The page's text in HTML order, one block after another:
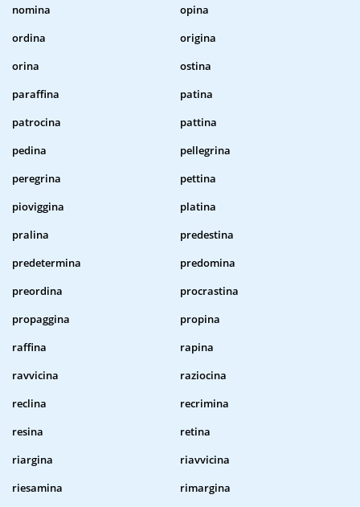
nomina
opina
ordina
origina
orina
ostina
paraffina
patina
patrocina
pattina
pedina
pellegrina
peregrina
pettina
pioviggina
platina
pralina
predestina
predetermina
predomina
preordina
procrastina
propaggina
propina
raffina
rapina
ravvicina
raziocina
reclina
recrimina
resina
retina
riargina
riavvicina
riesamina
rimargina